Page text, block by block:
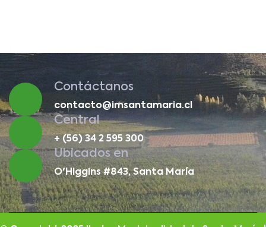
Contáctanos
contacto@imsantamaria.cl
Central
+ (56) 34 2 595 300
Ubicados en
O'Higgins #843, Santa María